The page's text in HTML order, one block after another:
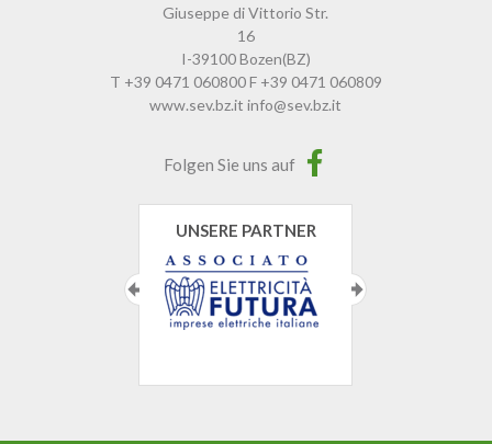
Giuseppe di Vittorio Str.
16
I-39100Bozen(BZ)
T +39 0471 060800F +39 0471 060809
www.sev.bz.it info@sev.bz.it
Folgen Sie uns auf
UNSERE PARTNER